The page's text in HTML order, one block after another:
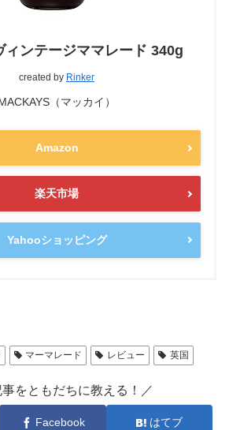
ィンテージママレード 340g
created by Rinker
（マッカイ）
Amazon
楽天市場
Yahooショッピング
マーマレード レビュー 英国
事をともだちに教える！／
Facebook はてブ